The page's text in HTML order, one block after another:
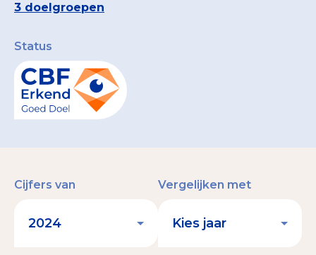
3 doelgroepen
Status
Cijfers van Vergelijken met